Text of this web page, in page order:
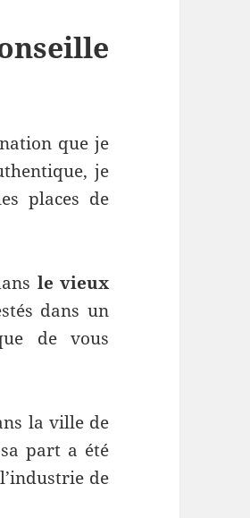
que je
je
places de
le vieux
dans un
de vous
la ville de
part a été
de